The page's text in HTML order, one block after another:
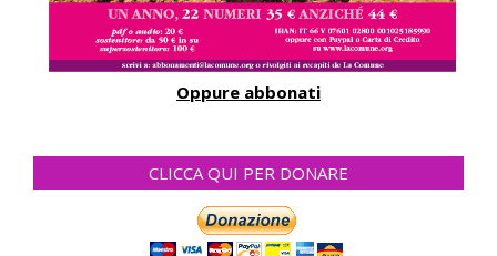
Oppure abbonati
CLICCA QUI PER DONARE